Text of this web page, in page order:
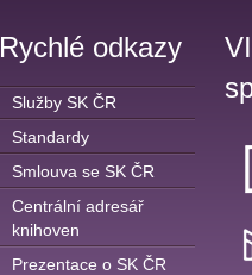
Rychlé odkazy
Služby SK ČR
Standardy
Smlouva se SK ČR
Centrální adresář
knihoven
Prezentace o SK ČR